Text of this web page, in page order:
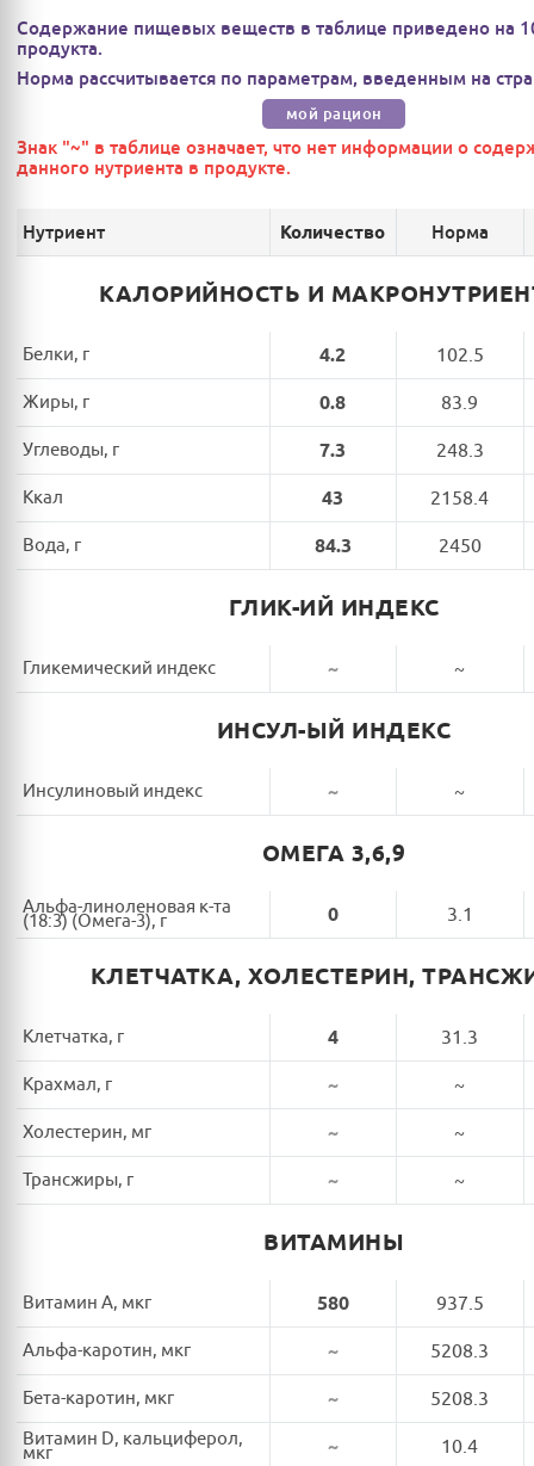
Содержание пищевых веществ в таблице приведено на
продукта.
Норма рассчитывается по параметрам, введенным на
мой рацион
Знак "~" в таблице означает, что нет информации о
данного нутриента в продукте.
Нутриент Количество Норма
КАЛОРИЙНОСТЬ И
Белки, г 4.2 102.5
Жиры, г 0.8 83.9
Углеводы, г 7.3 248.3
Ккал 43 2158.4
Вода, г 84.3 2450
ГЛИК-ИЙ ИНДЕКС
Гликемический индекс ~ ~
ИНСУЛ-ЫЙ ИНДЕКС
Инсулиновый индекс ~ ~
ОМЕГА 3,6,9
Альфа-линоленовая к-та
(18:3) (Омега-3), г 0 3.1
КЛЕТЧАТКА, ХОЛЕСТЕРИН,
Клетчатка, г 4 31.3
Крахмал, г ~ ~
Холестерин, мг ~ ~
Трансжиры, г ~ ~
ВИТАМИНЫ
Витамин A, мкг 580 937.5
Альфа-каротин, мкг ~ 5208.3
Бета-каротин, мкг ~ 5208.3
Витамин D, кальциферол,
мкг ~ 10.4